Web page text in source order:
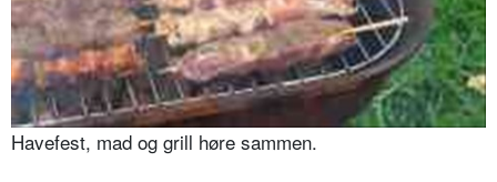
Havefest, mad og grill høre sammen.